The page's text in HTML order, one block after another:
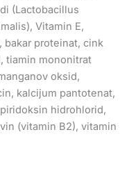
(Lactobacillus
Vitamin E,
proteinat, cink
tiamin mononitrat
oksid,
kalcijum pantotenat,
hidrohlorid,
(vitamin B2), vitamin